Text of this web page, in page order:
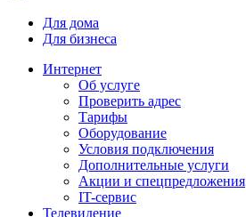
Для дома
Для бизнеса
Интернет
Об услуге
Проверить адрес
Тарифы
Оборудование
Условия подключения
Дополнительные услуги
Акции и спецпредложения
IT-сервис
Телевидение